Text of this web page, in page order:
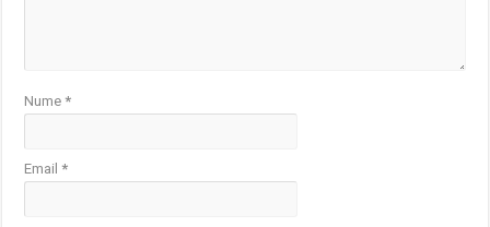
Nume*
Email*